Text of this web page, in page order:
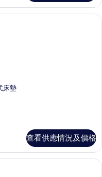
吋平面電視連有線電視頻道、電視
床墊
查看供應情況及價格